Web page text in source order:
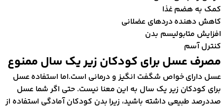
به هضم غذا
دهنده درد‌های عضلانی
متابولیسم بدن
آسم
عسل برای کودکان زیر یک سال ممنوع
دارای خواص شگفت انگیز و درمانی است.اما استفاده عسل
کودکان زیر یک سال به این معنا نیست. حتی اگر شما عسل
طبیعی داشته باشید، زیرا بدن کودکان آمادگی استفاده از